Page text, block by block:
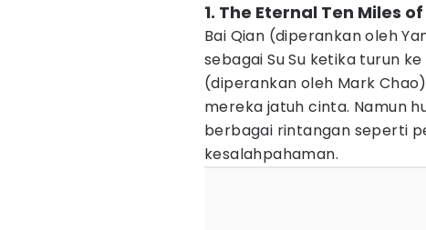
1. The Eternal Ten Miles
Bai Qian (diperankan oleh
sebagai Su Su ketika turun
(diperankan oleh Mark
mereka jatuh cinta. Namun
berbagai rintangan seperti
kesalahpahaman.